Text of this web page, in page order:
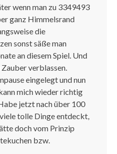
wenn man zu 3349493
ganz Himmelsrand
die
sonst säße man
an diesem Spiel. Und
verblassen.
eingelegt und nun
mich wieder richtig
jetzt nach über 100
tolle Dinge entdeckt,
doch vom Prinzip
bzw.